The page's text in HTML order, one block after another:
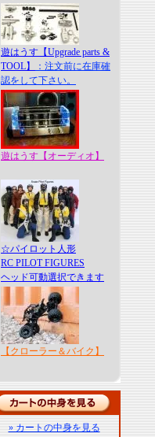
遊はうす【Upgrade parts &
TOOL】
：注文前に在庫確
認をして下さい。
遊はうす【オーディオ】
☆パイロット人形
RC PILOT FIGURES
ヘッド可動選択できます
【クローラー＆バイク】
» カートの中身を見る